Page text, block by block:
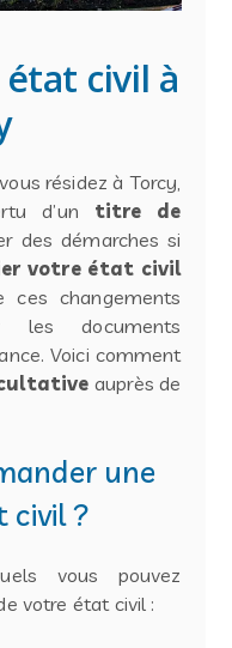
civil à
résidez à Torcy,
d’un titre de
des démarches si
votre état civil
ces changements
les documents
Voici comment
auprès de
une
civil ?
vous pouvez
votre état civil :